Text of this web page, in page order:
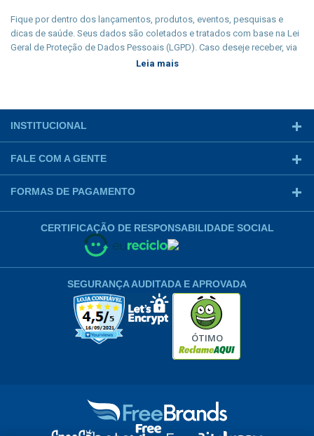
Fique por dentro dos lançamentos, produtos, eventos, pesquisas e
dicas de saúde. Seus dados são coletados e tratados com base na Lei
Geral de Proteção de Dados Pessoais (LGPD). Caso deseje receber, via
e-mail, qualquer tipo de comunicação, cadastre seu e-mail e participe
Leia mais
INSTITUCIONAL
FALE COM A GENTE
FORMAS DE PAGAMENTO
CERTIFICAÇÃO DE RESPONSABILIDADE SOCIAL
SEGURANÇA AUDITADA E APROVADA
ÓTIMO